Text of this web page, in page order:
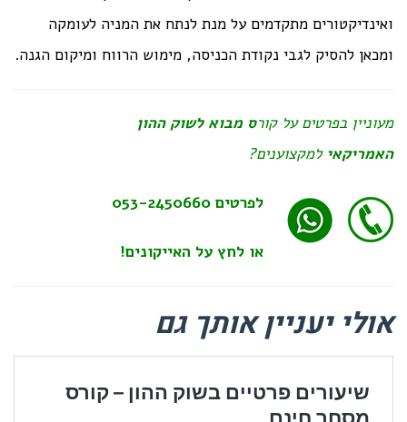
ואינדיקטורים מתקדמים על מנת לנתח את המניה לעומקה
ומכאן להסיק לגבי נקודת הכניסה, מימוש הרווח ומיקום הגנה.
מעוניין בפרטים על קורסמבוא לשוק ההון
האמריקאי למקצוענים?
לפרטים
או לחץ על האייקונים!
אולי יעניין אותך גם